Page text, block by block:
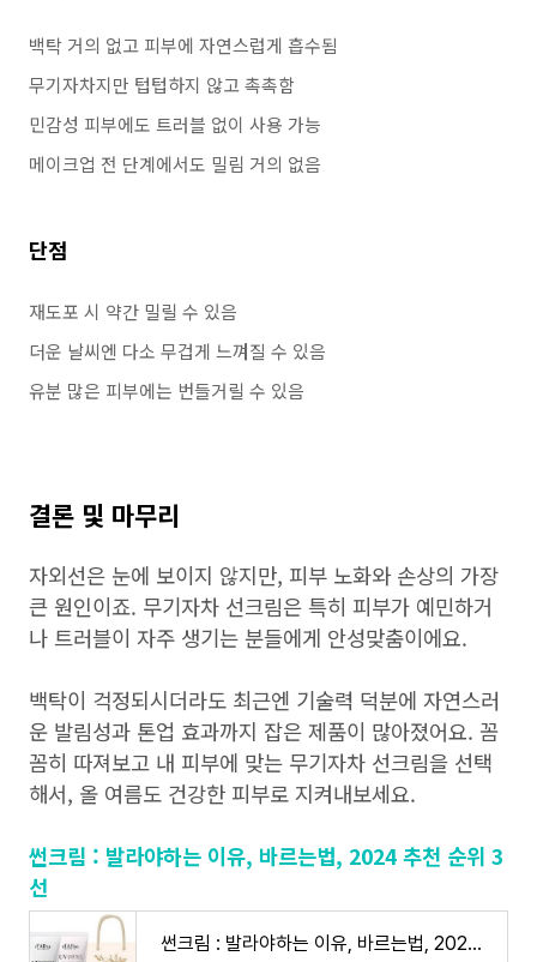
백탁 거의 없고 피부에 자연스럽게 흡수됨
무기자차지만 텁텁하지 않고 촉촉함
민감성 피부에도 트러블 없이 사용 가능
메이크업 전 단계에서도 밀림 거의 없음
단점
재도포 시 약간 밀릴 수 있음
더운 날씨엔 다소 무겁게 느껴질 수 있음
유분 많은 피부에는 번들거릴 수 있음
결론 및 마무리
자외선은 눈에 보이지 않지만, 피부 노화와 손상의 가장
큰 원인이죠. 무기자차 선크림은 특히 피부가 예민하거
나 트러블이 자주 생기는 분들에게 안성맞춤이에요.
백탁이 걱정되시더라도 최근엔 기술력 덕분에 자연스러
운 발림성과 톤업 효과까지 잡은 제품이 많아졌어요. 꼼
꼼히 따져보고 내 피부에 맞는 무기자차 선크림을 선택
해서, 올 여름도 건강한 피부로 지켜내보세요.
썬크림 : 발라야하는 이유, 바르는법, 2024 추천 순위 3
선
썬크림 : 발라야하는 이유, 바르는법, 2024 추천 순위 3선